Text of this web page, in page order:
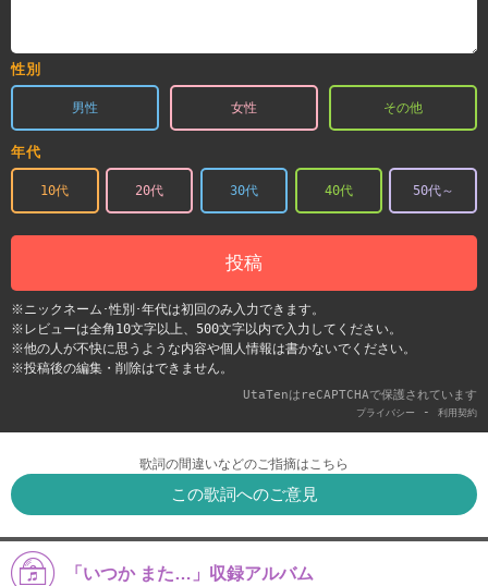
性別
男性 女性 その他
年代
10代 20代 30代 40代 50代～
投稿
※ニックネーム･性別･年代は初回のみ入力できます。
※レビューは全角10文字以上、500文字以内で入力してください。
※他の人が不快に思うような内容や個人情報は書かないでください。
※投稿後の編集・削除はできません。
UtaTenはreCAPTCHAで保護されています
プライバシー - 利用契約
歌詞の間違いなどのご指摘はこちら
この歌詞へのご意見
「いつか また…」収録アルバム